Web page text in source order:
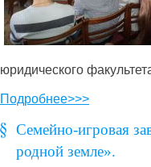
юридического
Подробнее>>>
Семейно-игровая
родной земле».